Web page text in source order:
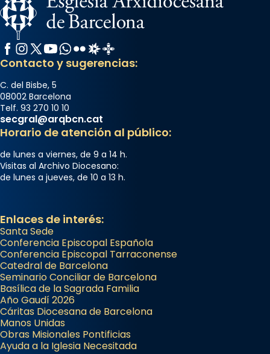
Facebook
Instagram
X / Twitter
YouTube
WhatsApp
FlickrRadio Estel
Catalunya Cristiana
Contacto y sugerencias:
C. del Bisbe, 5
08002 Barcelona
Telf. 93 270 10 10
secgral@arqbcn.cat
Horario de atención al público:
de lunes a viernes, de 9 a 14 h.
Visitas al Archivo Diocesano:
de lunes a jueves, de 10 a 13 h.
Enlaces de interés:
Santa Sede
Conferencia Episcopal Española
Conferencia Episcopal Tarraconense
Catedral de Barcelona
Seminario Conciliar de Barcelona
Basílica de la Sagrada Familia
Año Gaudí 2026
Cáritas Diocesana de Barcelona
Manos Unidas
Obras Misionales Pontificias
Ayuda a la Iglesia Necesitada